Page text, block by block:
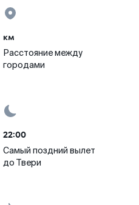
км
Расстояние между
городами
22:00
Самый поздний вылет
до Твери